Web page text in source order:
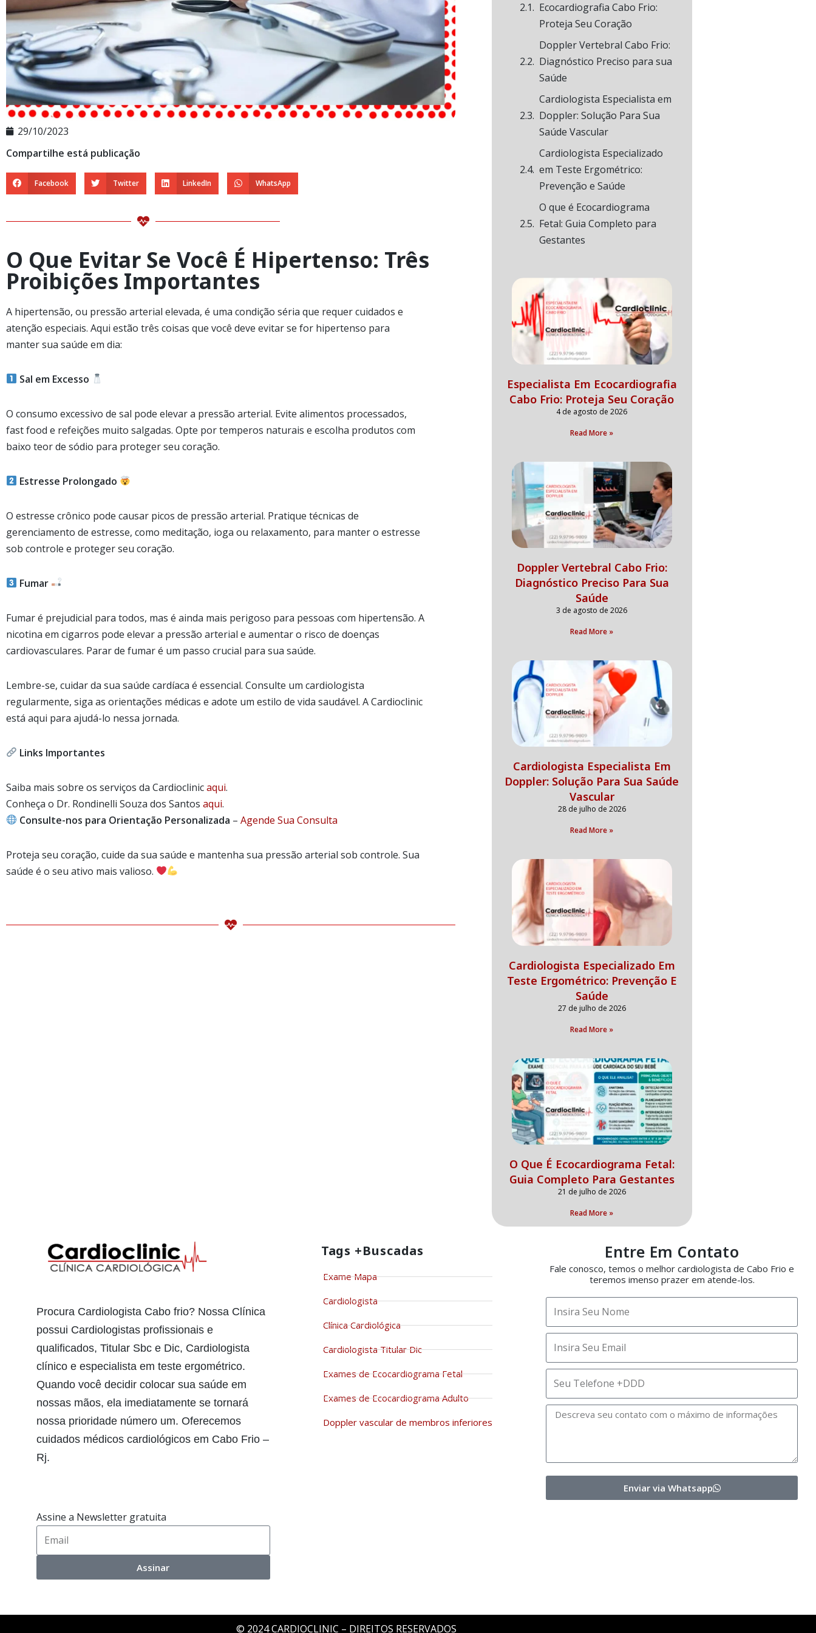
29/10/2023
Compartilhe está publicação
Facebook Twitter LinkedIn WhatsApp
O Que Evitar Se Você É Hipertenso: Três
Proibições Importantes
A hipertensão, ou pressão arterial elevada, é uma condição séria que requer cuidados e
atenção especiais. Aqui estão três coisas que você deve evitar se for hipertenso para
manter sua saúde em dia:
Sal em Excesso
O consumo excessivo de sal pode elevar a pressão arterial. Evite alimentos processados,
fast food e refeições muito salgadas. Opte por temperos naturais e escolha produtos com
baixo teor de sódio para proteger seu coração.
Estresse Prolongado
O estresse crônico pode causar picos de pressão arterial. Pratique técnicas de
gerenciamento de estresse, como meditação, ioga ou relaxamento, para manter o estresse
sob controle e proteger seu coração.
Fumar
Fumar é prejudicial para todos, mas é ainda mais perigoso para pessoas com hipertensão. A
nicotina em cigarros pode elevar a pressão arterial e aumentar o risco de doenças
cardiovasculares. Parar de fumar é um passo crucial para sua saúde.
Lembre-se, cuidar da sua saúde cardíaca é essencial. Consulte um cardiologista
regularmente, siga as orientações médicas e adote um estilo de vida saudável. A Cardioclinic
está aqui para ajudá-lo nessa jornada.
Links Importantes
Saiba mais sobre os serviços da Cardioclinicaqui.
Conheça o Dr. Rondinelli Souza dos Santos aqui.
Consulte-nos para Orientação Personalizada –Agende Sua Consulta
Proteja seu coração, cuide da sua saúde e mantenha sua pressão arterial sob controle. Sua
saúde é o seu ativo mais valioso.
Ecocardiografia Cabo Frio:
Proteja Seu Coração
Doppler Vertebral Cabo Frio:
Diagnóstico Preciso para sua
Saúde
Cardiologista Especialista em
Doppler: Solução Para Sua
Saúde Vascular
Cardiologista Especializado
em Teste Ergométrico:
Prevenção e Saúde
O que é Ecocardiograma
Fetal: Guia Completo para
Gestantes
Especialista Em Ecocardiografia
Cabo Frio: Proteja Seu Coração
4 de agosto de 2026
Read More »
Doppler Vertebral Cabo Frio:
Diagnóstico Preciso Para Sua
Saúde
3 de agosto de 2026
Read More »
Cardiologista Especialista Em
Doppler: Solução Para Sua Saúde
Vascular
28 de julho de 2026
Read More »
Cardiologista Especializado Em
Teste Ergométrico: Prevenção E
Saúde
27 de julho de 2026
Read More »
O Que É Ecocardiograma Fetal:
Guia Completo Para Gestantes
21 de julho de 2026
Read More »
Procura Cardiologista Cabo frio? Nossa Clínica
possui Cardiologistas profissionais e
qualificados, Titular Sbc e Dic, Cardiologista
clínico e especialista em teste ergométrico.
Quando você decidir colocar sua saúde em
nossas mãos, ela imediatamente se tornará
nossa prioridade número um. Oferecemos
cuidados médicos cardiológicos em Cabo Frio –
Rj.
Assine a Newsletter gratuita
Assinar
Tags +buscadas
Exame Mapa
Cardiologista
Clínica Cardiológica
Cardiologista Titular Dic
Exames de Ecocardiograma Fetal
Exames de Ecocardiograma Adulto
Doppler vascular de membros inferiores
Entre Em Contato
Fale conosco, temos o melhor cardiologista de Cabo Frio e
teremos imenso prazer em atende-los.
Enviar via Whatsapp
© 2024 CARDIOCLINIC – DIREITOS RESERVADOS